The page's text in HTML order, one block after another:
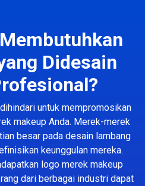
Didesain
untuk mempromosikan
makeup Anda. Merek-merek
besar pada desain lambang
keunggulan mereka.
logo merek makeup
dari berbagai industri dapat